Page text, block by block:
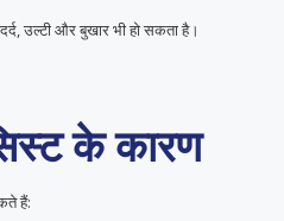
उल्टी और बुखार भी हो सकता है।
के कारण
हैं: